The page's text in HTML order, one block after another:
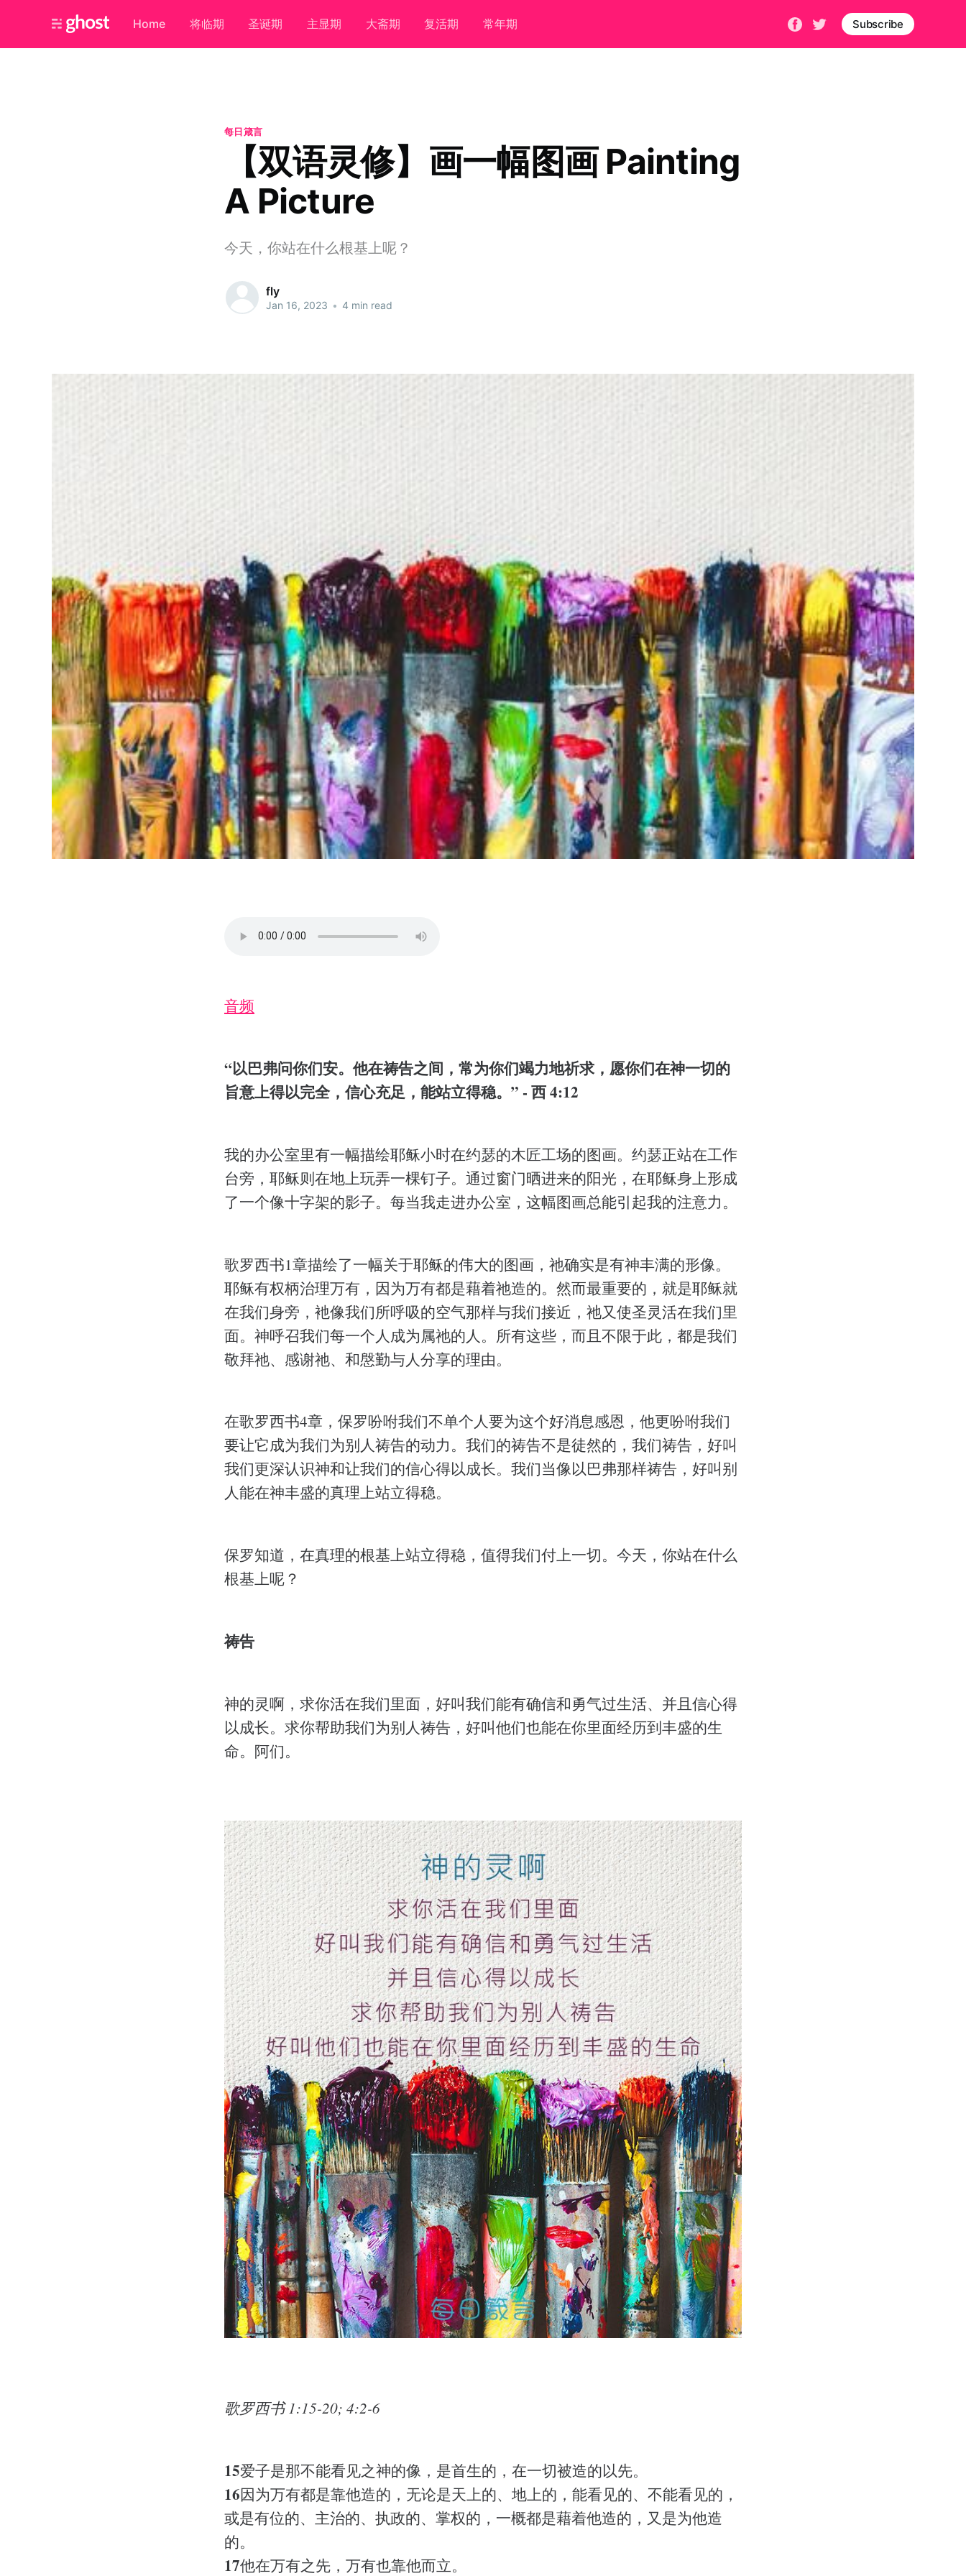
Home 将临期 圣诞期 主显期 大斋期 复活期 常年期 Subscribe
每日箴言
【双语灵修】画一幅图画 Painting
A Picture
今天，你站在什么根基上呢？
fly
Jan 16, 2023 • 4 min read
音频
“以巴弗问你们安。他在祷告之间，常为你们竭力地祈求，愿你们在神一切的
旨意上得以完全，信心充足，能站立得稳。” - 西 4:12
我的办公室里有一幅描绘耶稣小时在约瑟的木匠工场的图画。约瑟正站在工作
台旁，耶稣则在地上玩弄一棵钉子。通过窗门晒进来的阳光，在耶稣身上形成
了一个像十字架的影子。每当我走进办公室，这幅图画总能引起我的注意力。
歌罗西书1章描绘了一幅关于耶稣的伟大的图画，祂确实是有神丰满的形像。
耶稣有权柄治理万有，因为万有都是藉着祂造的。然而最重要的，就是耶稣就
在我们身旁，衪像我们所呼吸的空气那样与我们接近，祂又使圣灵活在我们里
面。神呼召我们每一个人成为属祂的人。所有这些，而且不限于此，都是我们
敬拜祂、感谢祂、和慇勤与人分享的理由。
在歌罗西书4章，保罗吩咐我们不单个人要为这个好消息感恩，他更吩咐我们
要让它成为我们为别人祷告的动力。我们的祷告不是徒然的，我们祷告，好叫
我们更深认识神和让我们的信心得以成长。我们当像以巴弗那样祷告，好叫别
人能在神丰盛的真理上站立得稳。
保罗知道，在真理的根基上站立得稳，值得我们付上一切。今天，你站在什么
根基上呢？
祷告
神的灵啊，求你活在我们里面，好叫我们能有确信和勇气过生活、并且信心得
以成长。求你帮助我们为别人祷告，好叫他们也能在你里面经历到丰盛的生
命。阿们。
歌罗西书 1:15-20; 4:2-6
15爱子是那不能看见之神的像，是首生的，在一切被造的以先。
16因为万有都是靠他造的，无论是天上的、地上的，能看见的、不能看见的，
或是有位的、主治的、执政的、掌权的，一概都是藉着他造的，又是为他造
的。
17他在万有之先，万有也靠他而立。